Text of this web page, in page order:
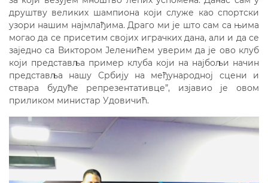
друштву великих шампиона који служе као спортски
узори нашим најмлађима. Драго ми је што сам са њима
могао да се присетим својих играчких дана, али и да се
заједно са Виктором Јеленићем уверим да је ово клуб
који представља пример клуба који на најбољи начин
представља нашу Србију на међународној сцени и
ствара будуће репрезентативце”, изјавио је овом
приликом министар Удовичић.